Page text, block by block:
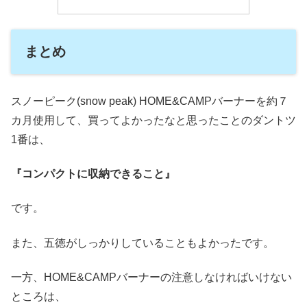
まとめ
スノーピーク(snow peak) HOME&CAMPバーナーを約７
カ月使用して、買ってよかったなと思ったことのダントツ
1番は、
『コンパクトに収納できること』
です。
また、五徳がしっかりしていることもよかったです。
一方、HOME&CAMPバーナーの注意しなければいけない
ところは、